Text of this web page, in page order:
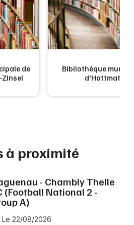
de
Zinsel
Bibliothèque
d'Hattmatt
à proximité
- Chambly Thelle
(Football National 2 -
A)
Le 22/08/2026